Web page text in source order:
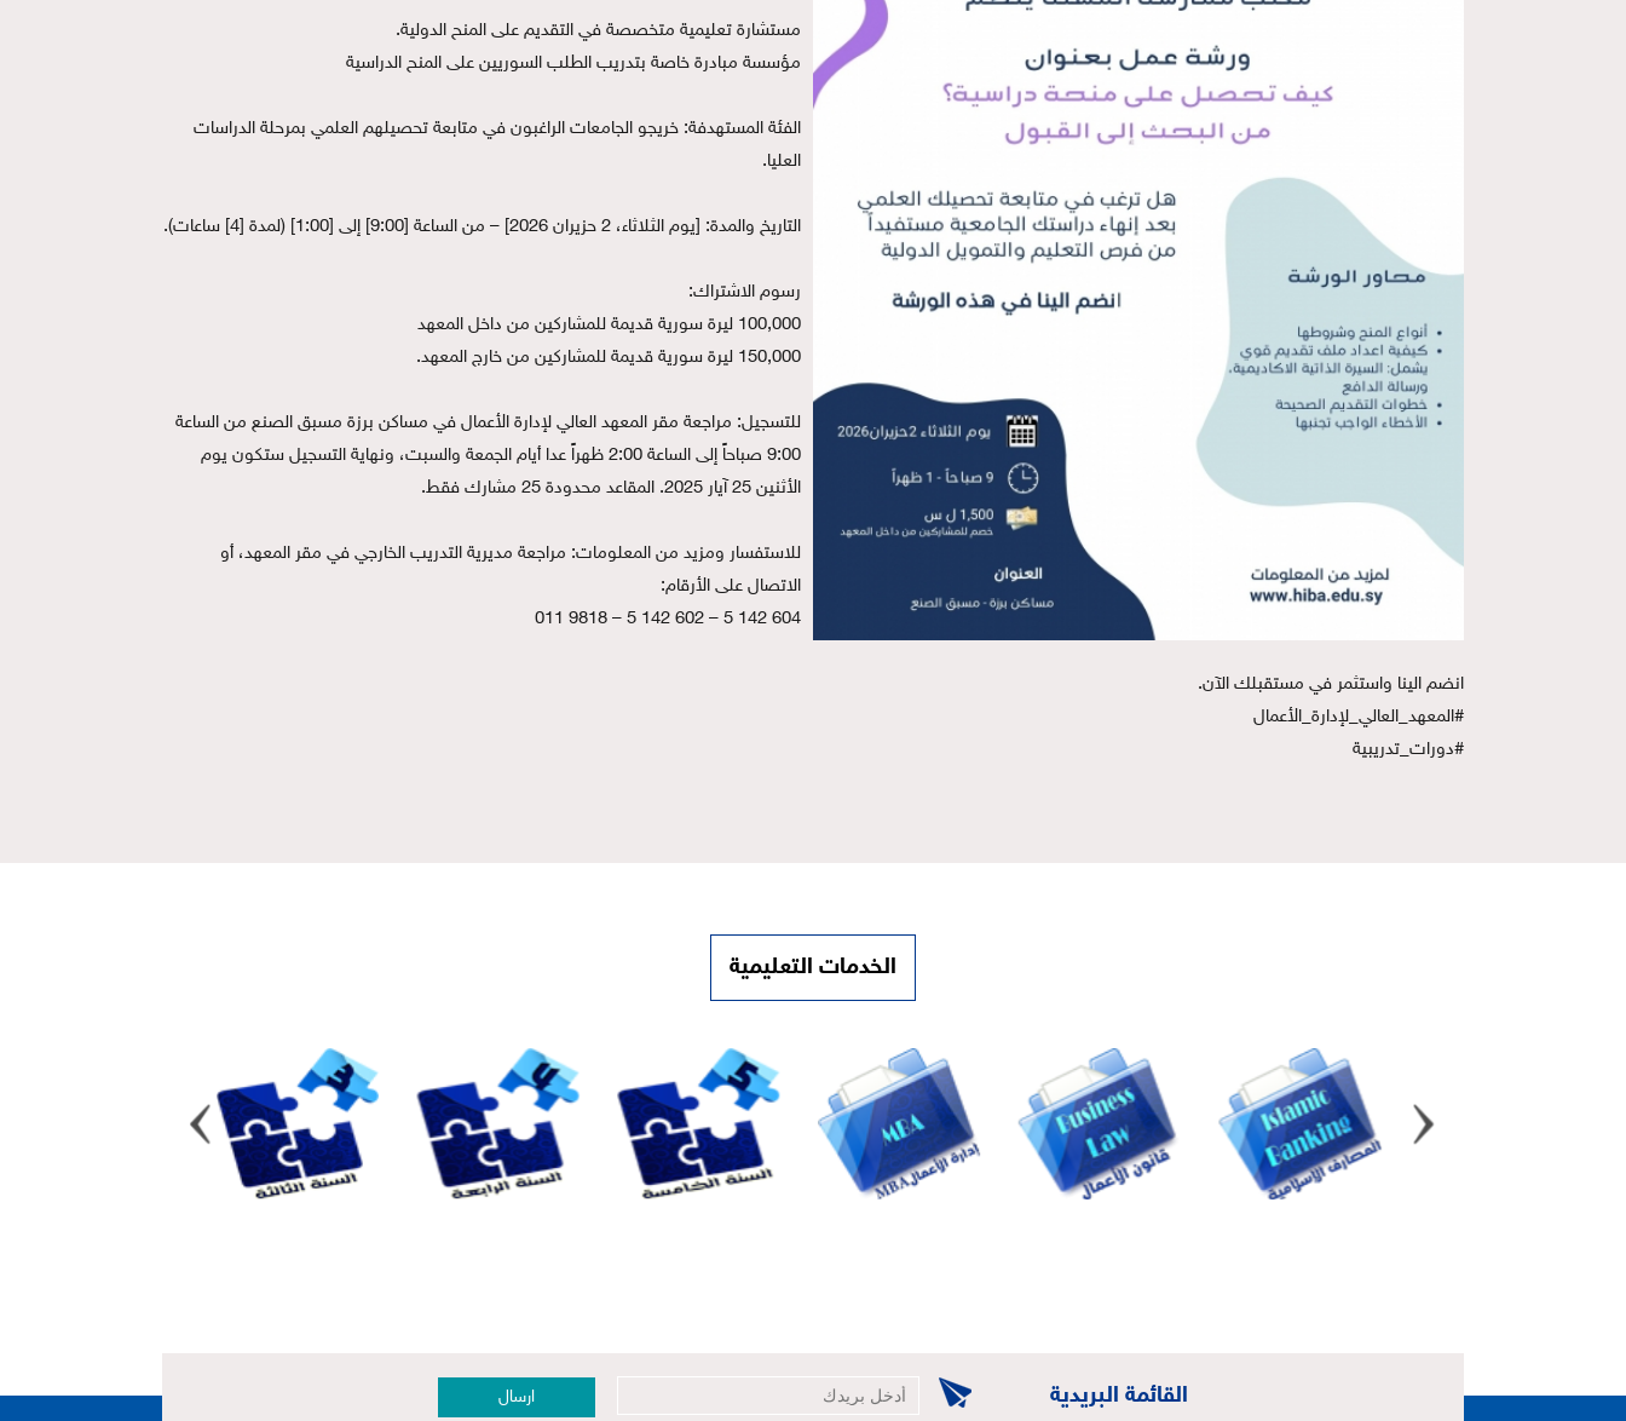
مستشارة تعليمية متخصصة في التقديم على المنح الدولية.
مؤسسة مبادرة خاصة بتدريب الطلب السوريين على المنح الدراسية
العليا.
التاريخ والمدة: [يوم الثلاثاء، 2 حزيران 2026] – من الساعة [9:00] إلى [1:00] (لمدة [4] ساعات).
رسوم الاشتراك:
100,000 ليرة سورية قديمة للمشاركين من داخل المعهد
150,000 ليرة سورية قديمة للمشاركين من خارج المعهد.
الأثنين 25 آيار 2025. المقاعد محدودة 25 مشارك فقط.
الاتصال على الأرقام:
604 142 5 – 602 142 5 – 9818 011
انضم الينا واستثمر في مستقبلك الآن.
#المعهد_العالي_لإدارة_الأعمال
#دورات_تدريبية
الخدمات التعليمية
القائمة البريدية ارسال